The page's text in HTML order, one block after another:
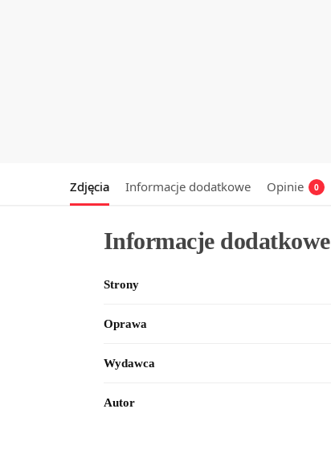
Zdjęcia Informacje dodatkowe Opinie 0
Informacje dodatkowe
Strony
Oprawa
Wydawca
Autor